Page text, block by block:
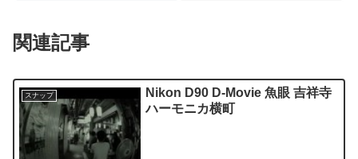
関連記事
スナップ
Nikon D90 D-Movie 魚眼 吉祥寺
ハーモニカ横町